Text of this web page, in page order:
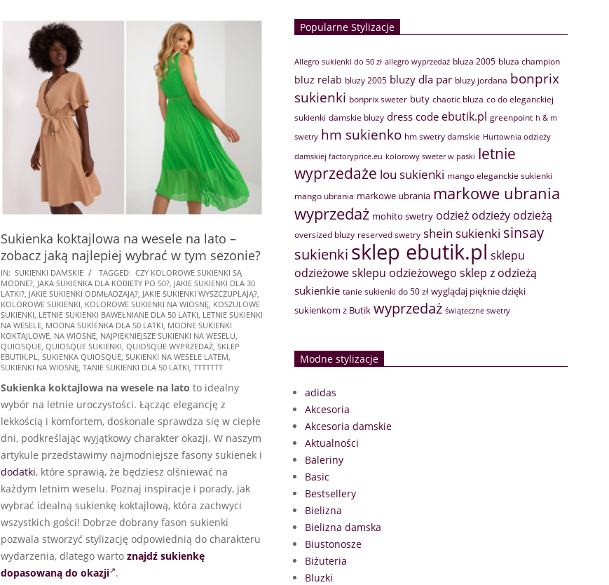
Sukienka koktajlowa na wesele na lato –
zobacz jaką najlepiej wybrać w tym sezonie?
2026-
05-
28
IN: SUKIENKI DAMSKIE TAGGED: CZY KOLOROWE SUKIENKI SĄ
MODNE?, JAKA SUKIENKA DLA KOBIETY PO 50?, JAKIE SUKIENKI DLA 30
LATKI?, JAKIE SUKIENKI ODMŁADZAJĄ?, JAKIE SUKIENKI WYSZCZUPLAJĄ?,
KOLOROWE SUKIENKI, KOLOROWE SUKIENKI NA WIOSNĘ, KOSZULOWE
SUKIENKI, LETNIE SUKIENKI BAWEŁNIANE DLA 50 LATKI, LETNIE SUKIENKI
NA WESELE, MODNA SUKIENKA DLA 50 LATKI, MODNE SUKIENKI
KOKTAJLOWE, NA WIOSNĘ, NAJPIĘKNIEJSZE SUKIENKI NA WESELU,
QUIOSQUE, QUIOSQUE SUKIENKI, QUIOSQUE WYPRZEDAŻ, SKLEP
EBUTIK.PL, SUKIENKA QUIOSQUE, SUKIENKI NA WESELE LATEM,
SUKIENKI NA WIOSNĘ, TANIE SUKIENKI DLA 50 LATKI, TTTTTTT
Sukienka koktajlowa na wesele na lato to idealny
wybór na letnie uroczystości. Łącząc elegancję z
lekkością i komfortem, doskonale sprawdza się w ciepłe
dni, podkreślając wyjątkowy charakter okazji. W naszym
artykule przedstawimy najmodniejsze fasony sukienek i
dodatki, które sprawią, że będziesz olśniewać na
każdym letnim weselu. Poznaj inspiracje i porady, jak
wybrać idealną sukienkę koktajlową, która zachwyci
wszystkich gości! Dobrze dobrany fason sukienki
pozwala stworzyć stylizację odpowiednią do charakteru
wydarzenia, dlatego warto znajdź sukienkę
dopasowaną do okazji .
Popularne Stylizacje
Allegro sukienki do 50 zł allegro wyprzedaż bluza 2005 bluza champion
bluz relab bluzy 2005 bluzy dla par bluzy jordana bonprix
sukienki bonprix sweter buty chaotic bluza co do eleganckiej
sukienki damskie bluzy dress code ebutik.pl greenpoint h & m
swetry hm sukienko hm swetry damskie Hurtownia odzieży
damskiej factoryprice.eu kolorowy sweter w paski letnie
wyprzedaże lou sukienki mango eleganckie sukienki
mango ubrania markowe ubrania markowe ubrania
wyprzedaż mohito swetry odzież odzieży odzieżą
oversized bluzy reserved swetry shein sukienki sinsay
sukienki sklep ebutik.pl sklepu
odzieżowesklepu odzieżowego sklep z odzieżą
sukienkie tanie sukienki do 50 zł wyglądaj pięknie dzięki
sukienkom z Butik wyprzedaż świąteczne swetry
Modne stylizacje
adidas
Akcesoria
Akcesoria damskie
Aktualności
Baleriny
Basic
Bestsellery
Bielizna
Bielizna damska
Biustonosze
Biżuteria
Bluzki